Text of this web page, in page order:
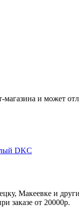
магазина и может
DKC
Макеевке и
заказе от 20000р.